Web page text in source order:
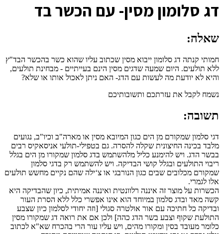
דג סלומון מסין- עם הכשר בד
שאלה:
חמותי קנתה דג סלומון ייבוא מסין שכתוב עליו שהוא כשר בהכשר הבד"ץ
ללא תולעים. היום שמעה שדגים מסין הינם בעייתיים - מבחינת תולעים,
והיא לא יודעת מה לעשות עם הדג- האם ניתן לאכול אותו או שלא?
נשמח לקבל את עזרתכם ותשובותיכם
תשובה:
דגי סלמון שמקורם מן הים כגון המיובא מסין או מארה"ב וכיו"ב, נגועים
מלבד בכינה החיצונית שקלה להסרה. גם בטפילי-תולעי אניסאקיס רבים
בבשר הדג. ויש להימנע כליל מלהשתמש בדג סלמון שמקורו מן הים בגלל
ריבוי התולעים ובגלל קושי הבדיקה. ויש להשתמש רק בדגי סלמון
שמקורם מכלובים שבים כגון הנורבגי או צ‘ילה שהם נקיים מחשש תולעים
אלו לגמרי.
הכשרות על מוצר זה איננה רלוונטית ואיננה אמיתית, כיון שהבדיקה היא
קשה מאד ובדג סלמון במיוחד הוא אינו אפשרי כלל ללא הסרת העור
ובדיקה כל חתיכה עם אור אולטרה סגולי [וזה יחודי לסלמון כיון שצבע
התולעת שקוף וצבע בשר הדג כהה] ולכן אם את רואה דג שמקורו מסין
כלומר מעובד בסין ומקורו מהים, ויש עליו עור הרי בהכרח שא"א לכתוב